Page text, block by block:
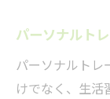
パーソナルト
パーソナルトレ
けでなく、生